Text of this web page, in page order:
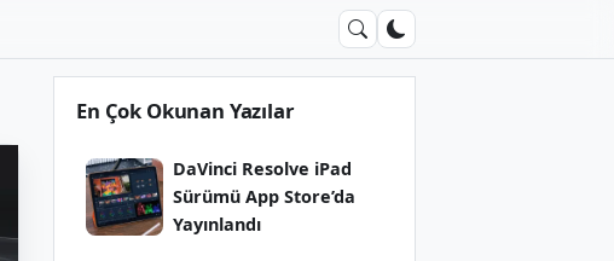
En Çok Okunan Yazılar
DaVinci Resolve iPad
Sürümü App Store’da
Yayınlandı